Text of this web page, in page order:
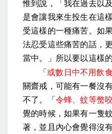
惟到說，「我在過去以
是會讓我來生投生在這
受這樣的一種痛苦。如
法忍受這些痛苦的話，
當中。」所以要以這樣
「或數日中不用飲食
關齋戒，可能有一餐沒
不了。「 令蜂、蚊等螫
覺的時候，如果有一隻
著，並且內心會覺得沒